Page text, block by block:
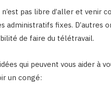
pas libre d’aller et venir
administratifs fixes. D’autres
de faire du télétravail.
qui peuvent vous aider à
un congé: